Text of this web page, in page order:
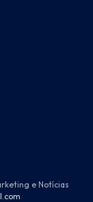
e Notícias